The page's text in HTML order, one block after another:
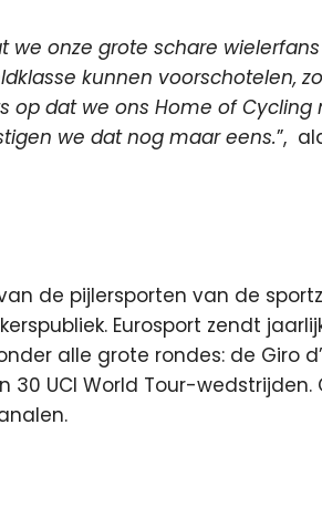
we onze grote schare
kunnen voorschotelen,
op dat we ons Home of
we dat nog maar eens.”,
de pijlersporten van de
Eurosport zendt
alle grote rondes: de Giro
30 UCI World Tour-wedstrijden.